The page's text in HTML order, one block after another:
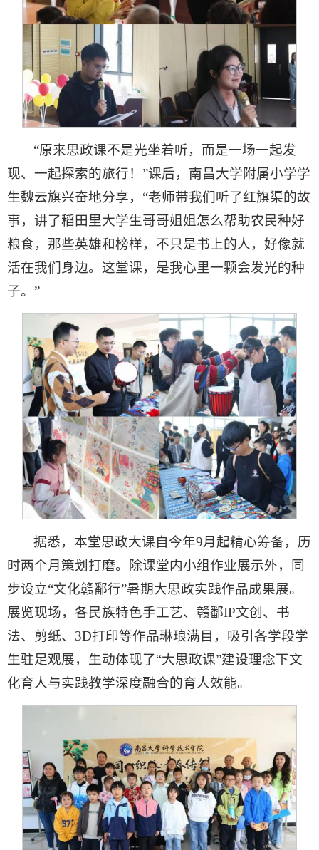
“原来思政课不是光坐着听，而是一场一起发
现、一起探索的旅行！”课后，南昌大学附属小学学
生魏云旗兴奋地分享，“老师带我们听了红旗渠的故
事，讲了稻田里大学生哥哥姐姐怎么帮助农民种好
粮食，那些英雄和榜样，不只是书上的人，好像就
活在我们身边。这堂课，是我心里一颗会发光的种
子。”
据悉，本堂思政大课自今年9月起精心筹备，历
时两个月策划打磨。除课堂内小组作业展示外，同
步设立“文化赣鄱行”暑期大思政实践作品成果展。
展览现场，各民族特色手工艺、赣鄱IP文创、书
法、剪纸、3D打印等作品琳琅满目，吸引各学段学
生驻足观展，生动体现了“大思政课”建设理念下文
化育人与实践教学深度融合的育人效能。